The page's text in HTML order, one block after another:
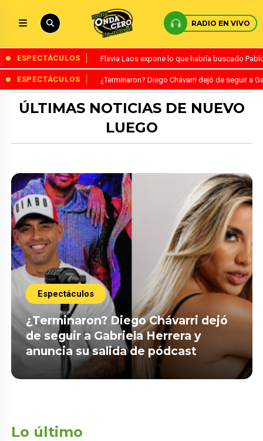
RADIO EN VIVO
ESPECTÁCULOS Flavia Laos expone lo que habría buscado
ESPECTÁCULOS ¿Terminaron? Diego Chávarri dejó de seguir a
ÚLTIMAS NOTICIAS DE NUEVO
LUEGO
Espectáculos
¿Terminaron? Diego Chávarri dejó
de seguir a Gabriela Herrera y
anuncia su salida de pódcast
Lo último